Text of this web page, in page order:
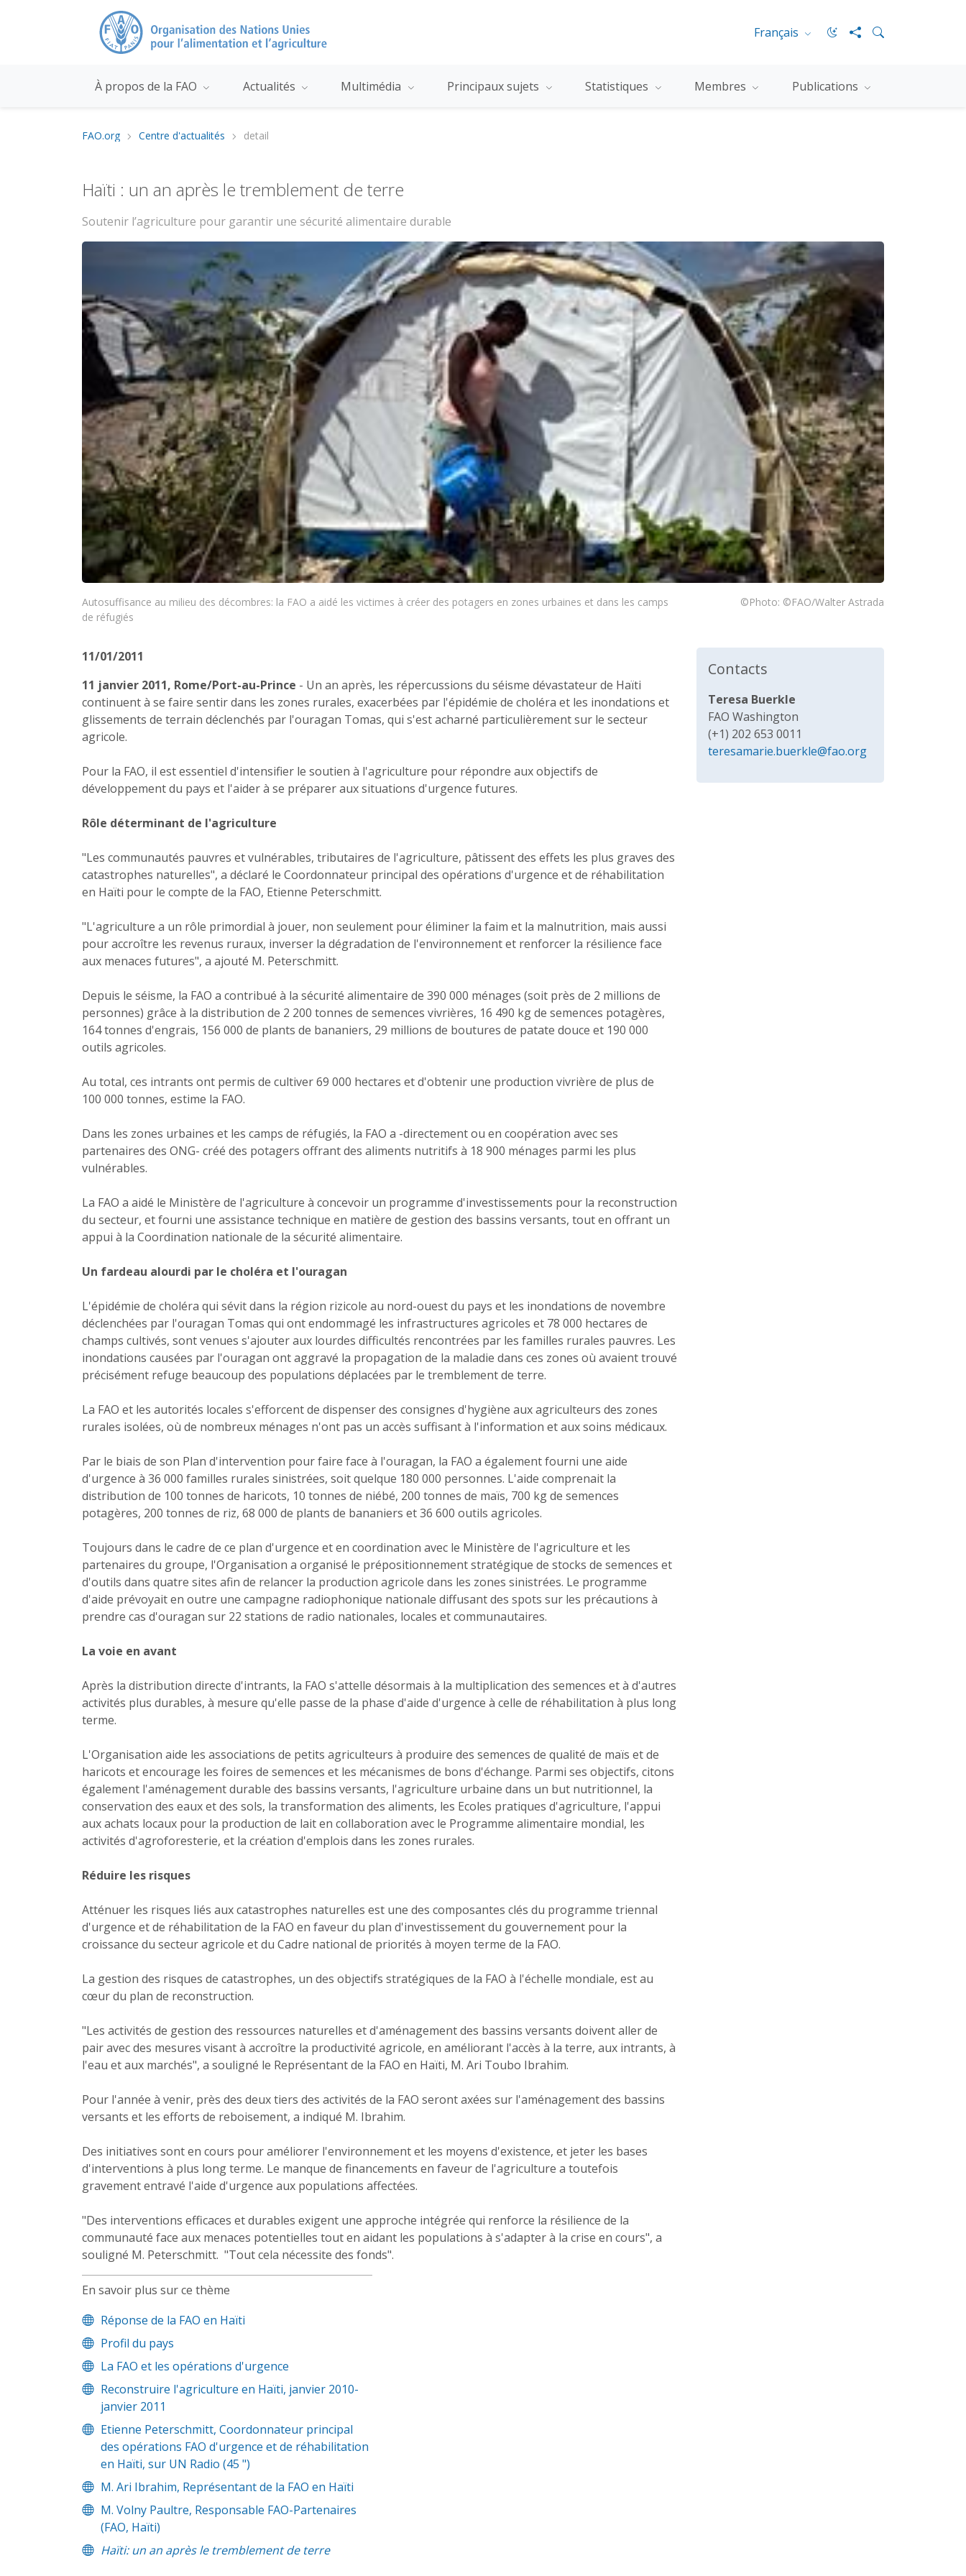
Français
À propos de la FAO Actualités Multimédia Principaux sujets Statistiques Membres Publications
FAO.org Centre d'actualités detail
Haïti : un an après le tremblement de terre
Soutenir l’agriculture pour garantir une sécurité alimentaire durable
Autosuffisance au milieu des décombres: la FAO a aidé les victimes à créer des potagers en zones urbaines et dans les camps
de réfugiés
©Photo: ©FAO/Walter Astrada
11/01/2011
11 janvier 2011, Rome/Port-au-Prince - Un an après, les répercussions du séisme dévastateur de Haïti
continuent à se faire sentir dans les zones rurales, exacerbées par l'épidémie de choléra et les inondations et
glissements de terrain déclenchés par l'ouragan Tomas, qui s'est acharné particulièrement sur le secteur
agricole.
Pour la FAO, il est essentiel d'intensifier le soutien à l'agriculture pour répondre aux objectifs de
développement du pays et l'aider à se préparer aux situations d'urgence futures.
Rôle déterminant de l'agriculture
"Les communautés pauvres et vulnérables, tributaires de l'agriculture, pâtissent des effets les plus graves des
catastrophes naturelles", a déclaré le Coordonnateur principal des opérations d'urgence et de réhabilitation
en Haïti pour le compte de la FAO, Etienne Peterschmitt.
"L'agriculture a un rôle primordial à jouer, non seulement pour éliminer la faim et la malnutrition, mais aussi
pour accroître les revenus ruraux, inverser la dégradation de l'environnement et renforcer la résilience face
aux menaces futures", a ajouté M. Peterschmitt.
Depuis le séisme, la FAO a contribué à la sécurité alimentaire de 390 000 ménages (soit près de 2 millions de
personnes) grâce à la distribution de 2 200 tonnes de semences vivrières, 16 490 kg de semences potagères,
164 tonnes d'engrais, 156 000 de plants de bananiers, 29 millions de boutures de patate douce et 190 000
outils agricoles.
Au total, ces intrants ont permis de cultiver 69 000 hectares et d'obtenir une production vivrière de plus de
100 000 tonnes, estime la FAO.
Dans les zones urbaines et les camps de réfugiés, la FAO a -directement ou en coopération avec ses
partenaires des ONG- créé des potagers offrant des aliments nutritifs à 18 900 ménages parmi les plus
vulnérables.
La FAO a aidé le Ministère de l'agriculture à concevoir un programme d'investissements pour la reconstruction
du secteur, et fourni une assistance technique en matière de gestion des bassins versants, tout en offrant un
appui à la Coordination nationale de la sécurité alimentaire.
Un fardeau alourdi par le choléra et l'ouragan
L'épidémie de choléra qui sévit dans la région rizicole au nord-ouest du pays et les inondations de novembre
déclenchées par l'ouragan Tomas qui ont endommagé les infrastructures agricoles et 78 000 hectares de
champs cultivés, sont venues s'ajouter aux lourdes difficultés rencontrées par les familles rurales pauvres. Les
inondations causées par l'ouragan ont aggravé la propagation de la maladie dans ces zones où avaient trouvé
précisément refuge beaucoup des populations déplacées par le tremblement de terre.
La FAO et les autorités locales s'efforcent de dispenser des consignes d'hygiène aux agriculteurs des zones
rurales isolées, où de nombreux ménages n'ont pas un accès suffisant à l'information et aux soins médicaux.
Par le biais de son Plan d'intervention pour faire face à l'ouragan, la FAO a également fourni une aide
d'urgence à 36 000 familles rurales sinistrées, soit quelque 180 000 personnes. L'aide comprenait la
distribution de 100 tonnes de haricots, 10 tonnes de niébé, 200 tonnes de maïs, 700 kg de semences
potagères, 200 tonnes de riz, 68 000 de plants de bananiers et 36 600 outils agricoles.
Toujours dans le cadre de ce plan d'urgence et en coordination avec le Ministère de l'agriculture et les
partenaires du groupe, l'Organisation a organisé le prépositionnement stratégique de stocks de semences et
d'outils dans quatre sites afin de relancer la production agricole dans les zones sinistrées. Le programme
d'aide prévoyait en outre une campagne radiophonique nationale diffusant des spots sur les précautions à
prendre cas d'ouragan sur 22 stations de radio nationales, locales et communautaires.
La voie en avant
Après la distribution directe d'intrants, la FAO s'attelle désormais à la multiplication des semences et à d'autres
activités plus durables, à mesure qu'elle passe de la phase d'aide d'urgence à celle de réhabilitation à plus long
terme.
L'Organisation aide les associations de petits agriculteurs à produire des semences de qualité de maïs et de
haricots et encourage les foires de semences et les mécanismes de bons d'échange. Parmi ses objectifs, citons
également l'aménagement durable des bassins versants, l'agriculture urbaine dans un but nutritionnel, la
conservation des eaux et des sols, la transformation des aliments, les Ecoles pratiques d'agriculture, l'appui
aux achats locaux pour la production de lait en collaboration avec le Programme alimentaire mondial, les
activités d'agroforesterie, et la création d'emplois dans les zones rurales.
Réduire les risques
Atténuer les risques liés aux catastrophes naturelles est une des composantes clés du programme triennal
d'urgence et de réhabilitation de la FAO en faveur du plan d'investissement du gouvernement pour la
croissance du secteur agricole et du Cadre national de priorités à moyen terme de la FAO.
La gestion des risques de catastrophes, un des objectifs stratégiques de la FAO à l'échelle mondiale, est au
cœur du plan de reconstruction.
"Les activités de gestion des ressources naturelles et d'aménagement des bassins versants doivent aller de
pair avec des mesures visant à accroître la productivité agricole, en améliorant l'accès à la terre, aux intrants, à
l'eau et aux marchés", a souligné le Représentant de la FAO en Haïti, M. Ari Toubo Ibrahim.
Pour l'année à venir, près des deux tiers des activités de la FAO seront axées sur l'aménagement des bassins
versants et les efforts de reboisement, a indiqué M. Ibrahim.
Des initiatives sont en cours pour améliorer l'environnement et les moyens d'existence, et jeter les bases
d'interventions à plus long terme. Le manque de financements en faveur de l'agriculture a toutefois
gravement entravé l'aide d'urgence aux populations affectées.
"Des interventions efficaces et durables exigent une approche intégrée qui renforce la résilience de la
communauté face aux menaces potentielles tout en aidant les populations à s'adapter à la crise en cours", a
souligné M. Peterschmitt. "Tout cela nécessite des fonds".
En savoir plus sur ce thème
Réponse de la FAO en Haïti
Profil du pays
La FAO et les opérations d'urgence
Reconstruire l'agriculture en Haïti, janvier 2010-
janvier 2011
Etienne Peterschmitt, Coordonnateur principal
des opérations FAO d'urgence et de réhabilitation
en Haïti, sur UN Radio (45 ")
M. Ari Ibrahim, Représentant de la FAO en Haïti
M. Volny Paultre, Responsable FAO-Partenaires
(FAO, Haïti)
Haïti: un an après le tremblement de terre
Contacts
Teresa Buerkle
FAO Washington
(+1) 202 653 0011
teresamarie.buerkle@fao.org